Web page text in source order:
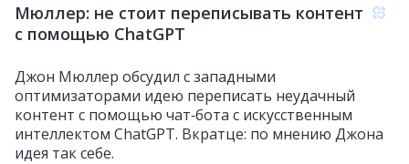
Мюллер: не стоит переписывать контент
с помощью ChatGPT
Джон Мюллер обсудил с западными
оптимизаторами идею переписать неудачный
контент с помощью чат‑бота с искусственным
интеллектом ChatGPT. Вкратце: по мнению Джона
идея так себе.